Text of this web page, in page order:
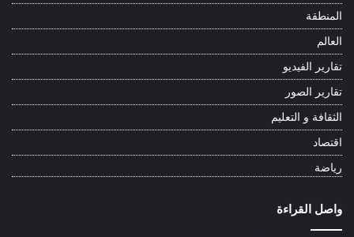
المنطقة
العالم
تقارير الفيديو
تقارير الصور
الثقافة و التعليم
اقتصاد
رياضة
واصل القراءة